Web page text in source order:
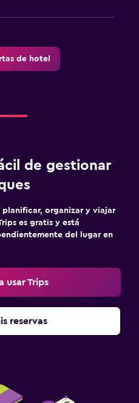
de hotel
de gestionar
planificar, organizar y viajar
es gratis y está
del lugar en
usar Trips
reservas